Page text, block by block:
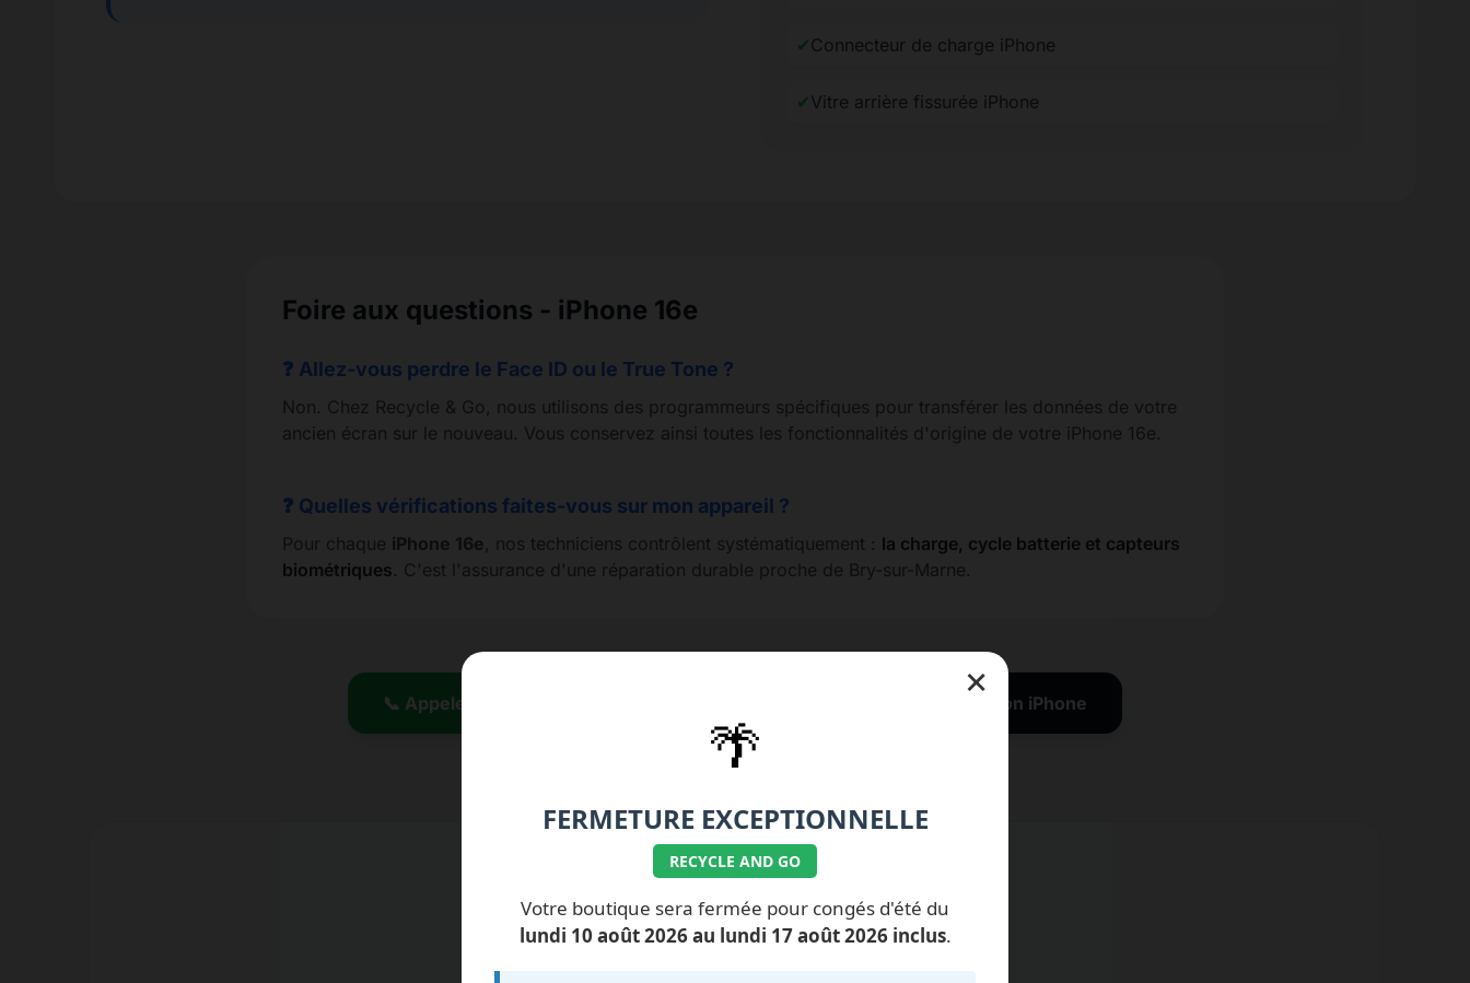
✔Connecteur de charge iPhone
✔Vitre arrière fissurée iPhone
Foire aux questions - iPhone 16e
❓ Allez-vous perdre le Face ID ou le True Tone ?
Non. Chez Recycle & Go, nous utilisons des programmeurs spécifiques pour transférer les données de votre
ancien écran sur le nouveau. Vous conservez ainsi toutes les fonctionnalités d'origine de votre iPhone 16e.
❓ Quelles vérifications faites-vous sur mon appareil ?
Pour chaque iPhone 16e, nos techniciens contrôlent systématiquement : la charge, cycle batterie et capteurs
biométriques. C'est l'assurance d'une réparation durable proche de Bry-sur-Marne.
📞 Appeler le 01.77.99.07.92 / 06.11.62.15.63 💰 Nos tarifs réparation iPhone
ILS NOUS FONT CONFIANCE
×
🌴
FERMETURE EXCEPTIONNELLE
RECYCLE AND GO
Votre boutique sera fermée pour congés d'été du
lundi 10 août 2026 au lundi 17 août 2026 inclus.